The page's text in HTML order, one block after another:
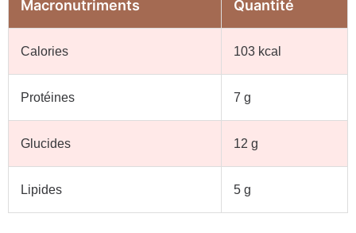
Macronutriments Quantité
Calories 103 kcal
Protéines 7 g
Glucides 12 g
Lipides 5 g